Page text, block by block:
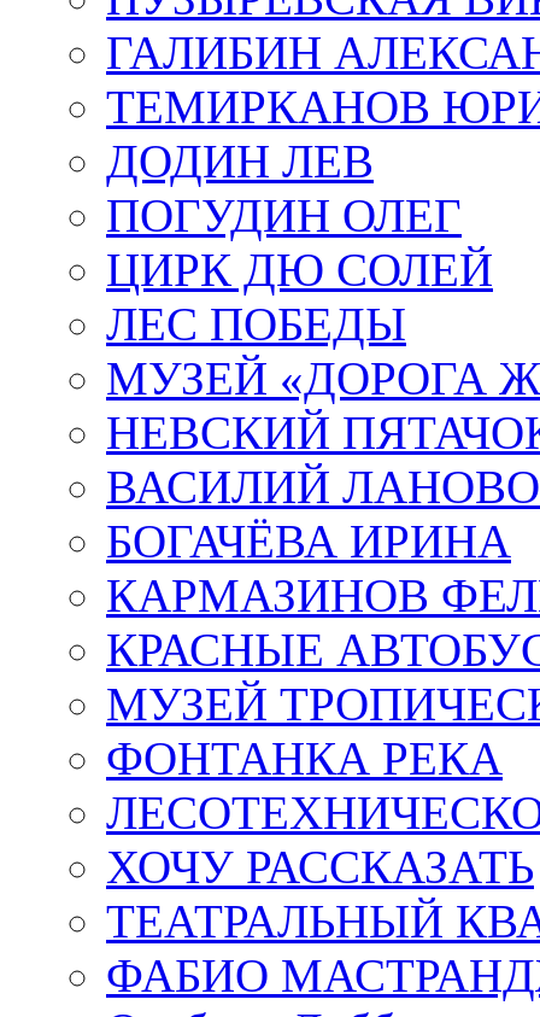
ГАЛИБИН
ТЕМИРКАНОВ
ДОДИН ЛЕВ
ПОГУДИН ОЛЕГ
ЦИРК ДЮ СОЛЕЙ
ЛЕС ПОБЕДЫ
МУЗЕЙ «ДОРОГА
НЕВСКИЙ
ВАСИЛИЙ
БОГАЧЁВА ИРИНА
КАРМАЗИНОВ
КРАСНЫЕ
МУЗЕЙ
ФОНТАНКА РЕКА
ХОЧУ РАССКАЗАТЬ
ТЕАТРАЛЬНЫЙ
ФАБИО